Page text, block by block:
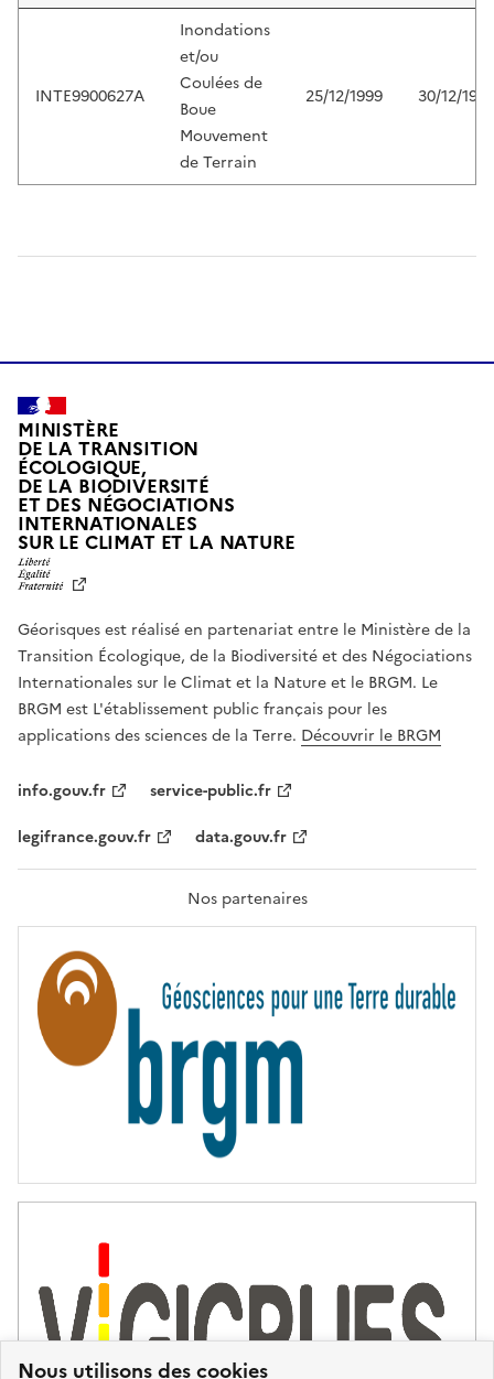
Nous utilisons des cookies
INTE9900627A
Inondations
et/ou
Coulées de
Boue
Mouvement
de Terrain
25/12/1999 30/12/1999
MINISTÈRE
DE LA TRANSITION
ÉCOLOGIQUE,
DE LA BIODIVERSITÉ
ET DES NÉGOCIATIONS
INTERNATIONALES
SUR LE CLIMAT ET LA NATUREL
T
É
,
É
G
A
L
F
A
T
R
T
É
Géorisques est réalisé en partenariat entre le Ministère de la
Transition Écologique, de la Biodiversité et des Négociations
Internationales sur le Climat et la Nature et le BRGM. Le
BRGM est L'établissement public français pour les
applications des sciences de la Terre. Découvrir le BRGM
info.gouv.fr
service-public.fr
legifrance.gouv.fr
data.gouv.fr
Nos partenaires